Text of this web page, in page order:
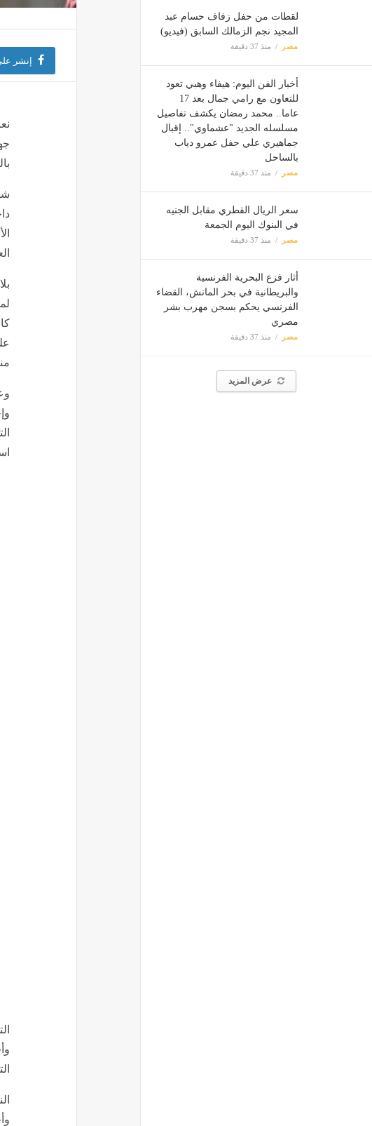
لقطات من حفل زفاف حسام عبد
المجيد نجم الزمالك السابق (فيديو)
مصر منذ 37 دقيقة
أخبار الفن اليوم: هيفاء وهبي تعود
للتعاون مع رامي جمال بعد 17
عاما.. محمد رمضان يكشف تفاصيل
مسلسله الجديد "عشماوي".. إقبال
جماهيري علي حفل عمرو دياب
بالساحل
مصر منذ 37 دقيقة
سعر الريال القطري مقابل الجنيه
في البنوك اليوم الجمعة
مصر منذ 37 دقيقة
أثار فزع البحرية الفرنسية
والبريطانية في بحر المانش، القضاء
الفرنسي يحكم بسجن مهرب بشر
مصري
مصر منذ 37 دقيقة
عرض المزيد
إنشر